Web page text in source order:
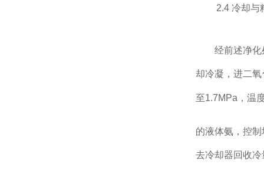
2.4 冷却与
经前述净
却冷凝，进二
至1.7MPa ，温
的液体氨，控
去冷却器回收冷